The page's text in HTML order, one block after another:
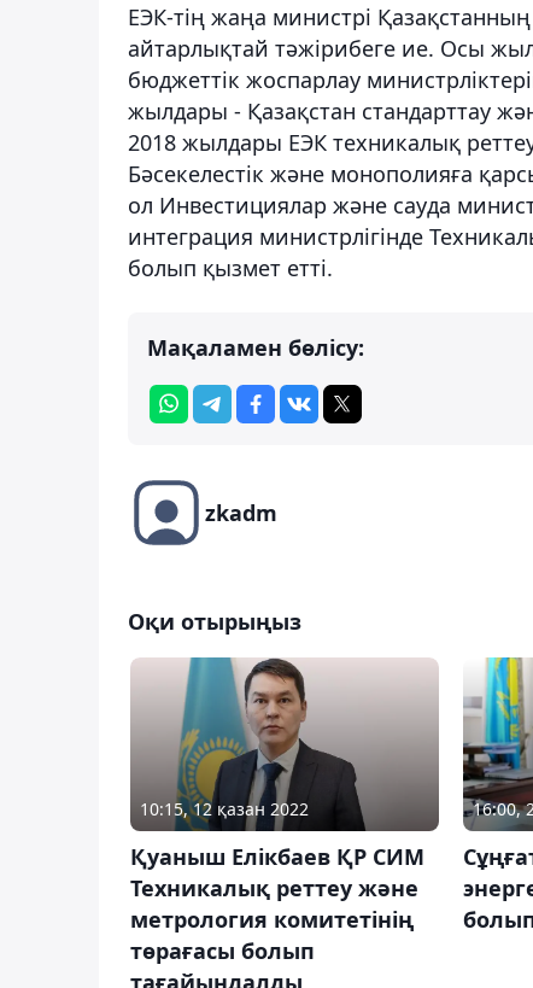
ЕЭК-тің жаңа министрі
айтарлықтай тәжірибеге ие. Осы
бюджеттік жоспарлау
жылдары - Қазақстан стандарттау
2018 жылдары ЕЭК техникалық
Бәсекелестік және монополияға
ол Инвестициялар және сауда
интеграция министрлігінде
болып қызмет етті.
Мақаламен бөлісу:
zkadm
Оқи отырыңыз
10:15, 12 қазан 2022
Қуаныш Елікбаев ҚР СИМ
Техникалық реттеу және
метрология комитетінің
төрағасы болып
тағайындалды
16:00,